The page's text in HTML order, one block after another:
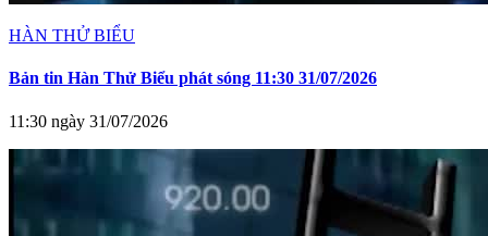
HÀN THỬ BIỂU
Bản tin Hàn Thử Biểu phát sóng 11:30 31/07/2026
11:30 ngày 31/07/2026